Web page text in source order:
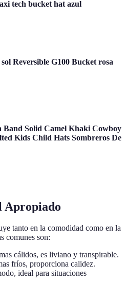
tech bucket hat azul
Reversible G100 Bucket rosa
Band Solid Camel Khaki Cowboy
Kids Child Hats Sombreros De
Apropiado
tanto en la comodidad como en la
comunes son:
cálidos, es liviano y transpirable.
fríos, proporciona calidez.
ideal para situaciones